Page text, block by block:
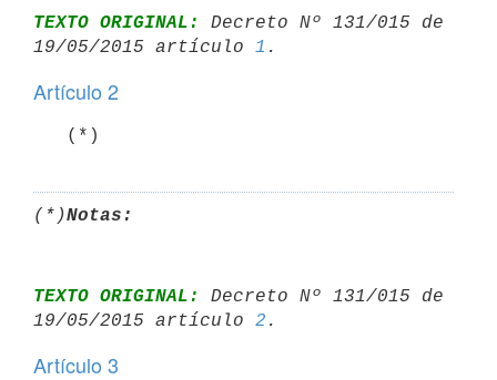
TEXTO ORIGINAL:
Decreto Nº 131/015 de
19/05/2015 artículo 1
Artículo 2
   (*)
(*)Notas:
TEXTO ORIGINAL:
Decreto Nº 131/015 de
19/05/2015 artículo 2
Artículo 3